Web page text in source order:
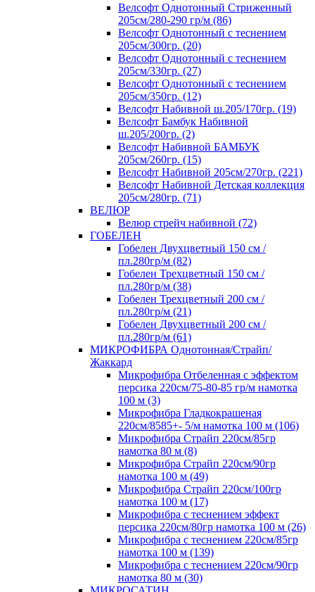
Велсофт Однотонный Стриженный
205см/280-290 гр/м (86)
Велсофт Однотонный с теснением
205см/300гр. (20)
Велсофт Однотонный с теснением
205см/330гр. (27)
Велсофт Однотонный с теснением
205см/350гр. (12)
Велсофт Набивной ш.205/170гр. (19)
Велсофт Бамбук Набивной
ш.205/200гр. (2)
Велсофт Набивной БАМБУК
205см/260гр. (15)
Велсофт Набивной 205см/270гр. (221)
Велсофт Набивной Детская коллекция
205см/280гр. (71)
ВЕЛЮР
Велюр стрейч набивной (72)
ГОБЕЛЕН
Гобелен Двухцветный 150 см /
пл.280гр/м (82)
Гобелен Трехцветный 150 см /
пл.280гр/м (38)
Гобелен Трехцветный 200 см /
пл.280гр/м (21)
Гобелен Двухцветный 200 см /
пл.280гр/м (61)
МИКРОФИБРА Однотонная/Страйп/
Жаккард
Микрофибра Отбеленная с эффектом
персика 220см/75-80-85 гр/м намотка
100 м (3)
Микрофибра Гладкокрашеная
220см/8585+- 5/м намотка 100 м (106)
Микрофибра Страйп 220см/85гр
намотка 80 м (8)
Микрофибра Страйп 220см/90гр
намотка 100 м (49)
Микрофибра Страйп 220см/100гр
намотка 100 м (17)
Микрофибра с теснением эффект
персика 220см/80гр намотка 100 м (26)
Микрофибра с теснением 220см/85гр
намотка 100 м (139)
Микрофибра с теснением 220см/90гр
намотка 80 м (30)